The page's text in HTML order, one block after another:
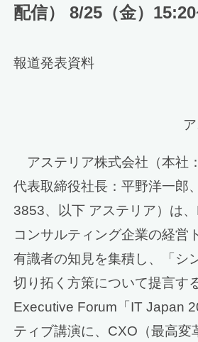
配信） 8/25（金）
報道発表資料
アステリア株式会社（本社
代表取締役社長：平野洋一郎
3853、以下 アステリア）は
コンサルティング企業の経営
有識者の知見を集積し、「シ
切り拓く方策について提言す
Executive Forum「IT Japan
ティブ講演に、CXO（最高変